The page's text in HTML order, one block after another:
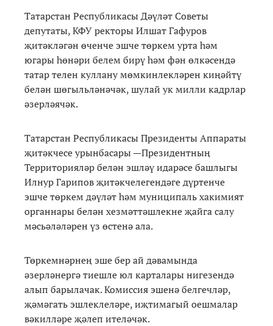
Татарстан Республикасы Дәүләт Советы
депутаты, КФУ ректоры Илшат Гафуров
җитәкләгән өченче эшче төркем урта һәм
югары һөнәри белем бирү һәм фән өлкәсендә
татар телен куллану мөмкинлекләрен киңәйтү
белән шөгыльләнәчәк, шулай ук милли кадрлар
әзерләячәк.
Татарстан Республикасы Президенты Аппараты
җитәкчесе урынбасары —Президентның
Территорияләр белән эшләү идарәсе башлыгы
Илнур Гарипов җитәкчелегендәге дүртенче
эшче төркем дәүләт һәм муниципаль хакимият
органнары белән хезмәттәшлекне җайга салу
мәсьәләләрен үз өстенә ала.
Төркемнәрнең эше бер ай дәвамында
әзерләнергә тиешле юл карталары нигезендә
алып барылачак. Комиссия эшенә белгечләр,
җәмәгать эшлеклеләре, иҗтимагый оешмалар
вәкилләре җәлеп ителәчәк.